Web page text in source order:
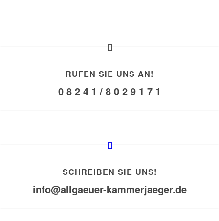
RUFEN SIE UNS AN!
0 8 2 4 1 / 8 0 2 9 1 7 1
SCHREIBEN SIE UNS!
info@allgaeuer-kammerjaeger.de